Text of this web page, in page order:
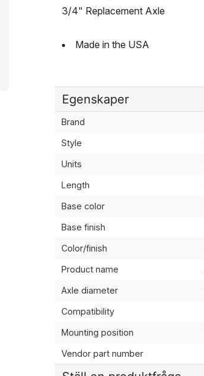
3/4" Replacement Axle
Made in the USA
Egenskaper
Brand
Style
Units
Length
Base color
Base finish
Color/finish
Product name
Axle diameter
Compatibility
Mounting position
Vendor part number